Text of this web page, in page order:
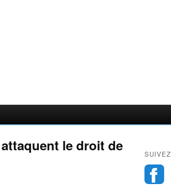
le droit de